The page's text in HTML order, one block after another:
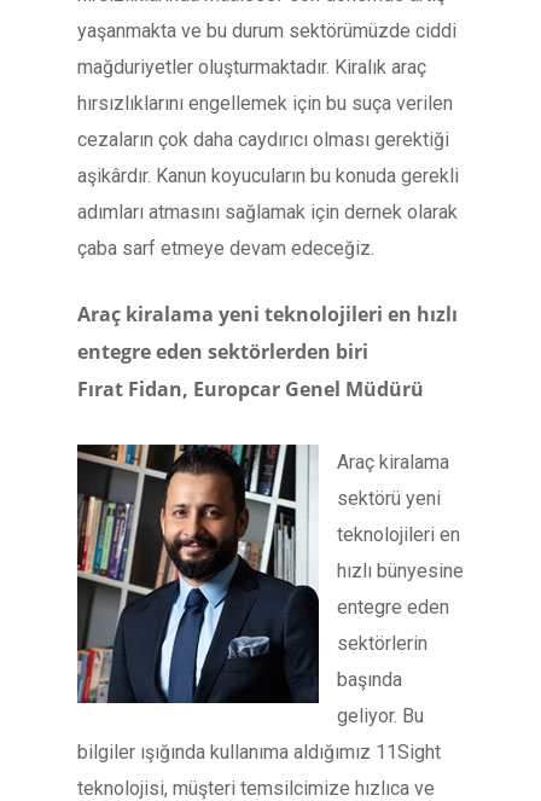
yaşanmakta ve bu durum sektörümüzde ciddi
mağduriyetler oluşturmaktadır. Kiralık araç
hırsızlıklarını engellemek için bu suça verilen
cezaların çok daha caydırıcı olması gerektiği
aşikârdır. Kanun koyucuların bu konuda gerekli
adımları atmasını sağlamak için dernek olarak
çaba sarf etmeye devam edeceğiz.
Araç kiralama yeni teknolojileri en hızlı
entegre eden sektörlerden biri
Fırat Fidan, Europcar Genel Müdürü
Araç kiralama
sektörü yeni
teknolojileri en
hızlı bünyesine
entegre eden
sektörlerin
başında
geliyor. Bu
bilgiler ışığında kullanıma aldığımız 11Sight
teknolojisi, müşteri temsilcimize hızlıca ve